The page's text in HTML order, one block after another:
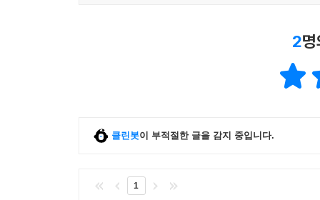
2
클린봇이 부적절한 글을 감지 중입니다.
1